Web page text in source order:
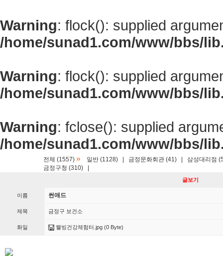
Warning: flock(): supplied
/home/sunad1.com/www/bbs/
Warning: flock(): supplied
/home/sunad1.com/www/bbs/
Warning: fclose(): supplied
/home/sunad1.com/www/bbs/
전체 (1557) » 일반 (1128) 금정문화회관 (41)
삼성대리점
금정구청 (310)
글보기
이름 썬애드
제목 금정구 보건소
화일 웰빙건강체험터.jpg (0 Byte)